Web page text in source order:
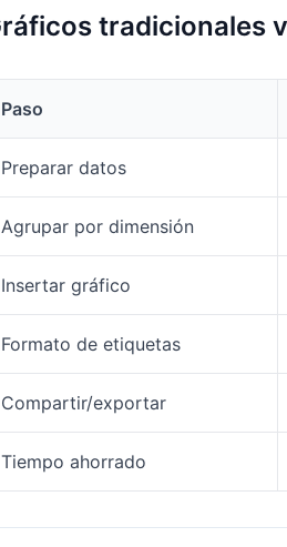
tradicionales
Paso
Preparar datos
Agrupar por dimensión
Insertar gráfico
Formato de etiquetas
Compartir/exportar
Tiempo ahorrado